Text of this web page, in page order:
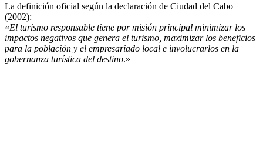
La definición oficial según la declaración de Ciudad del Cabo
(2002):
«El turismo responsable tiene por misión principal minimizar los
impactos negativos que genera el turismo, maximizar los beneficios
para la población y el empresariado local e involucrarlos en la
gobernanza turística del destino.»